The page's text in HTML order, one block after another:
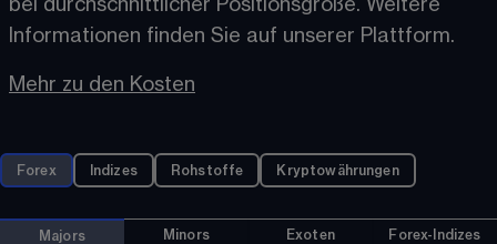
bei durchschnittlicher Positionsgröße. Weitere
Informationen finden Sie auf unserer Plattform.
Mehr zu den Kosten
Forex Indizes Rohstoffe Kryptowährungen
Majors Minors Exoten Forex-Indizes